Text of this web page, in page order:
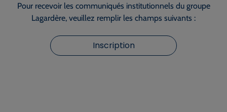
Pour recevoir les communiqués institutionnels du groupe
Lagardère, veuillez remplir les champs suivants :
Inscription